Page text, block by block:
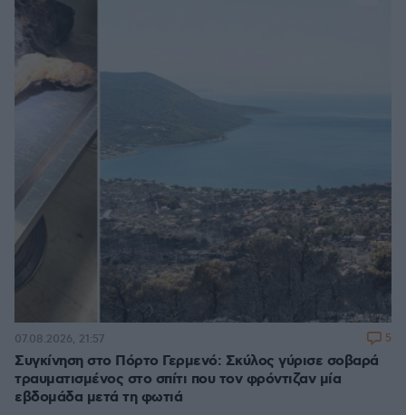
Συγκίνηση στο Πόρτο Γερμενό: Σκύλος γύρισε σοβαρά
τραυματισμένος στο σπίτι που τον φρόντιζαν μία
εβδομάδα μετά τη φωτιά
07.08.2026, 21:57 5